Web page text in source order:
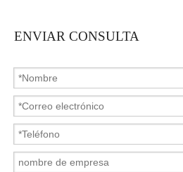
ENVIAR CONSULTA